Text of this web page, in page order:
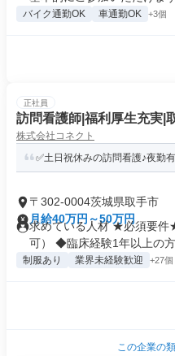
バイク通勤OK 車通勤OK +3個
正社員
訪問看護師|福利厚生充実|
株式会社コネクト
✅土日祝休みの訪問看護♪夜勤
〒302-0004茨城県取手市
月給40万円～50万円
求めている人材 ★必須要
可） ◆臨床経験1年以上の方
制服あり 業界未経験歓迎 +27個
この企業の